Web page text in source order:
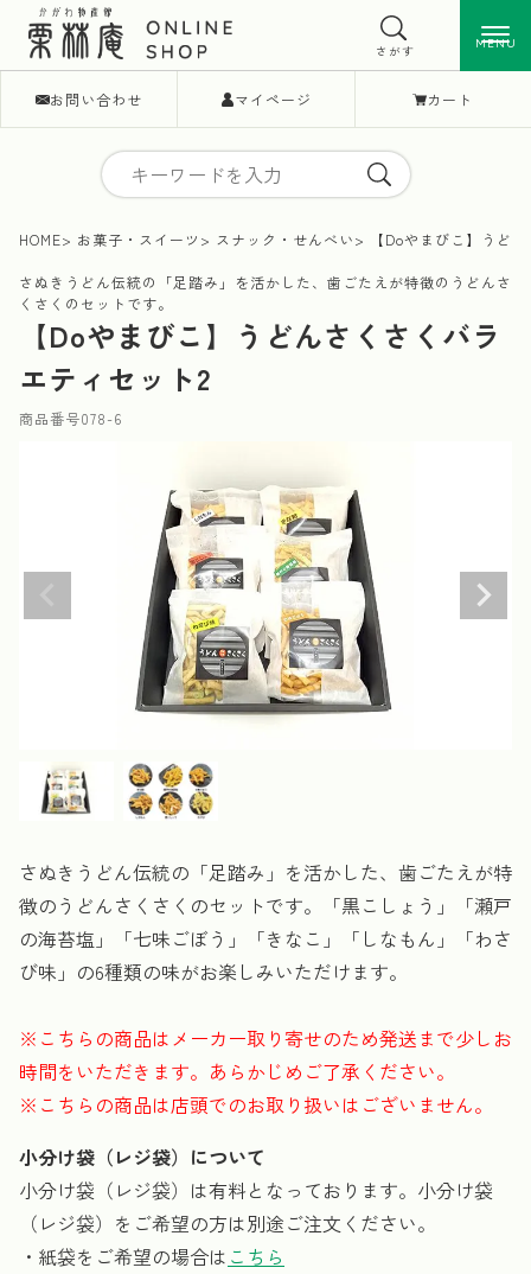
お問い合わせ マイページ カート
MENU
さがす MENU
HOME お菓子・スイーツ スナック・せんべい 【Doやまびこ】うど
さぬきうどん伝統の「足踏み」を活かした、歯ごたえが特徴のうどんさ
くさくのセットです。
【Doやまびこ】うどんさくさくバラ
エティセット2
商品番号078-6
さぬきうどん伝統の「足踏み」を活かした、歯ごたえが特
徴のうどんさくさくのセットです。「黒こしょう」「瀬戸
の海苔塩」「七味ごぼう」「きなこ」「しなもん」「わさ
び味」の6種類の味がお楽しみいただけます。
※こちらの商品はメーカー取り寄せのため発送まで少しお
時間をいただきます。あらかじめご了承ください。
※こちらの商品は店頭でのお取り扱いはございません。
小分け袋（レジ袋）について
小分け袋（レジ袋）は有料となっております。小分け袋
（レジ袋）をご希望の方は別途ご注文ください。
・紙袋をご希望の場合は こちら